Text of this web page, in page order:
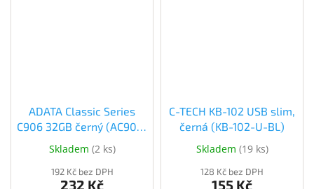
ADATA Classic Series
C906 32GB černý (AC906-
32G-RBK)
Skladem (2 ks)
192 Kč bez DPH
232 Kč
C-TECH KB-102 USB slim,
černá (KB-102-U-BL)
Skladem (19 ks)
128 Kč bez DPH
155 Kč